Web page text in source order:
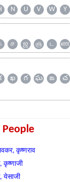
N U V W Y
ச ஜ ஞ ட ண
ఖ గ ఘ ఙ చ
कृष्णराव